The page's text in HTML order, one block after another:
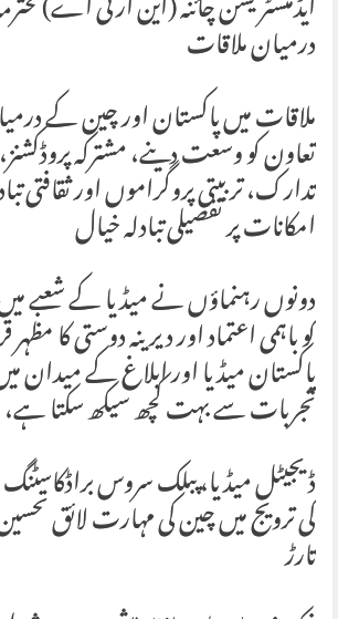
درمیان ملاقات
ملاقات میں پاکستان اور چین کے
تعاون کو وسعت دینے، مشترکہ
تدارک، تربیتی پروگراموں اور
امکانات پر تفصیلی تبادلہ خیال
دونوں رہنماؤں نے میڈیا کے شعبے
کو باہمی اعتماد اور دیرینہ دوستی کا مظہر
پاکستان میڈیا اور ابلاغ کے
تجربات سے بہت کچھ سیکھ سکتا ہے،
ڈیجیٹل میڈیا، پبلک سروس براڈکاسٹنگ
کی ترویج میں چین کی مہارت لائق
تارڑ